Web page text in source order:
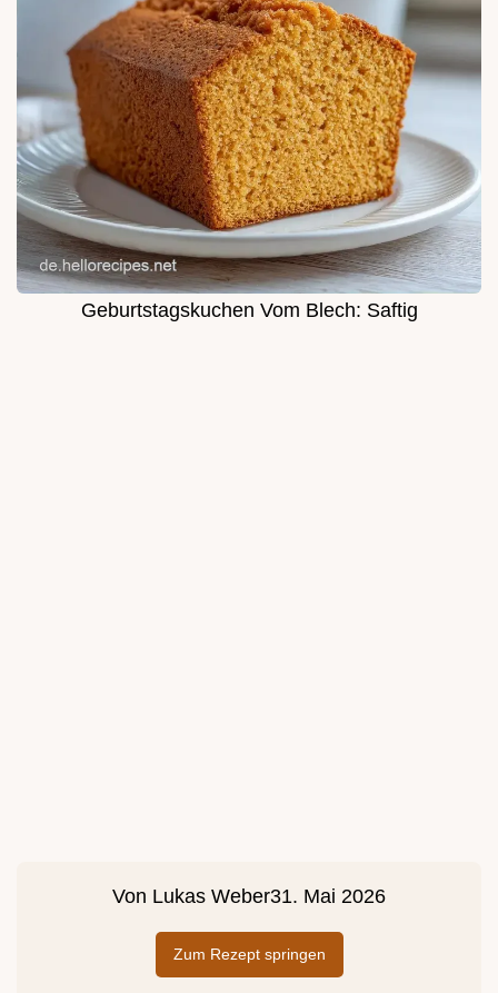
Geburtstagskuchen Vom Blech: Saftig
Von Lukas Weber31. Mai 2026
Zum Rezept springen